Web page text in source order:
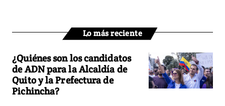
Lo más reciente
¿Quiénes son los candidatos
de ADN para la Alcaldía de
Quito y la Prefectura de
Pichincha?